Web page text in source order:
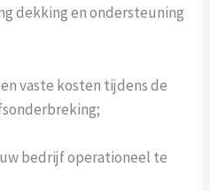
dekking en ondersteuning
vaste kosten tijdens de
bedrijf operationeel te